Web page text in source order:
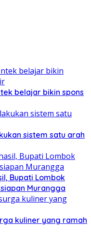
belajar bikin spons
sistem satu arah
Bupati Lombok
Murangga
kuliner yang ramah